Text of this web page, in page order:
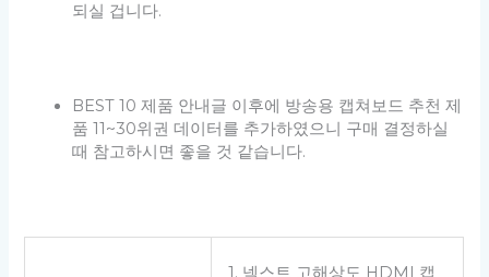
되실 겁니다.
BEST 10 제품 안내글 이후에 방송용 캡쳐보드 추천 제
품 11~30위권 데이터를 추가하였으니 구매 결정하실
때 참고하시면 좋을 것 같습니다.
1. 넥스트 고해상도 HDMI 캡